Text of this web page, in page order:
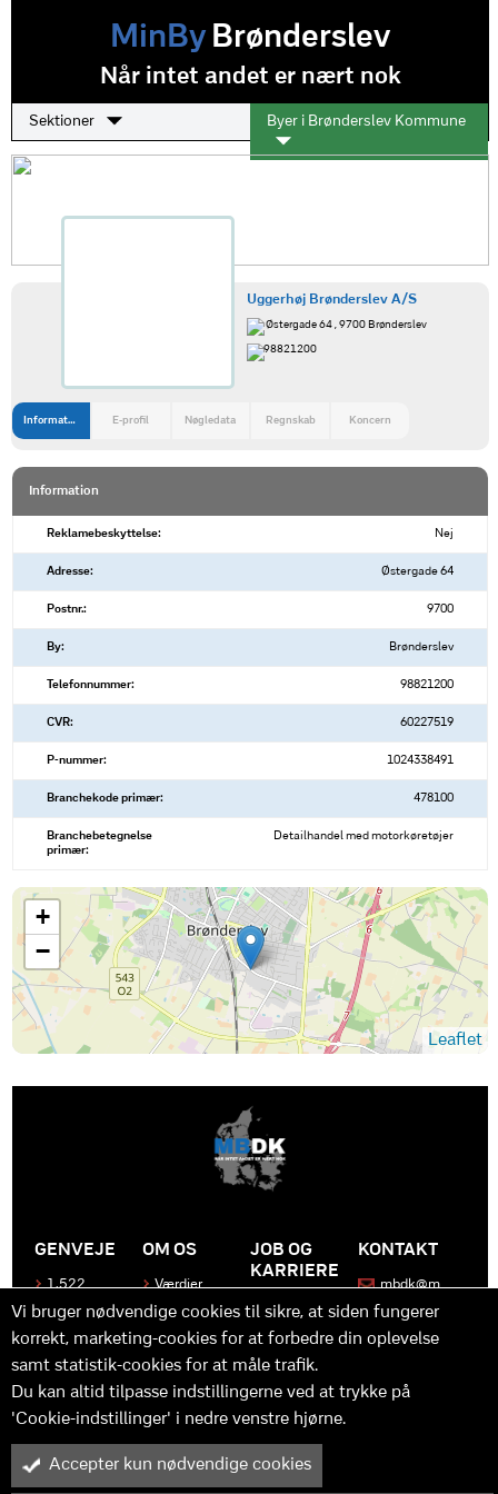
MinByBrønderslev
Når intet andet er nært nok
Sektioner Byer i Brønderslev Kommune
Uggerhøj Brønderslev A/S
Østergade 64 , 9700 Brønderslev
98821200
Information E-profil Nøgledata Regnskab Koncern
Information
Reklamebeskyttelse: Nej
Adresse: Østergade 64
Postnr.: 9700
By: Brønderslev
Telefonnummer: 98821200
CVR: 60227519
P-nummer: 1024338491
Branchekode primær: 478100
Branchebetegnelse
primær:
Detailhandel med motorkøretøjer
+
−
Leaflet
GENVEJE
1.522
Produkter
Kontakt
os
OM OS
Værdier
Historen
bag
MBDK
Hvad gør
os unikke
JOB OG
KARRIERE
Bliv en del
af MBDK
Vores
team
Praktik
udvikling
KONTAKT
mbdk@m
y™ er driftet af MBDK ApS – under MBDK Holding ApS. Tilmeldt
Vi bruger nødvendige cookies til sikre, at siden fungerer
korrekt, marketing-cookies for at forbedre din oplevelse
samt statistik-cookies for at måle trafik.
Du kan altid tilpasse indstillingerne ved at trykke på
'Cookie-indstillinger' i nedre venstre hjørne.
Accepter kun nødvendige cookies